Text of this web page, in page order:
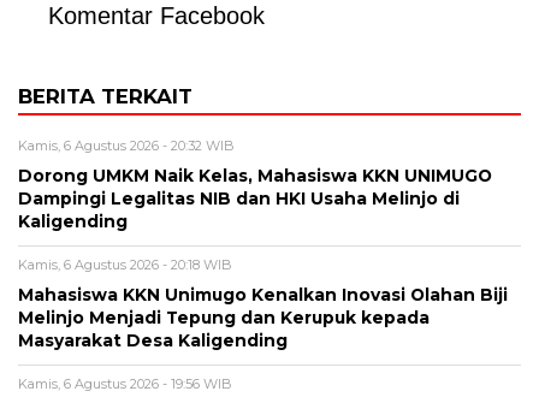
Komentar Facebook
BERITA TERKAIT
Kamis, 6 Agustus 2026 - 20:32 WIB
Dorong UMKM Naik Kelas, Mahasiswa KKN UNIMUGO
Dampingi Legalitas NIB dan HKI Usaha Melinjo di
Kaligending
Kamis, 6 Agustus 2026 - 20:18 WIB
Mahasiswa KKN Unimugo Kenalkan Inovasi Olahan Biji
Melinjo Menjadi Tepung dan Kerupuk kepada
Masyarakat Desa Kaligending
Kamis, 6 Agustus 2026 - 19:56 WIB